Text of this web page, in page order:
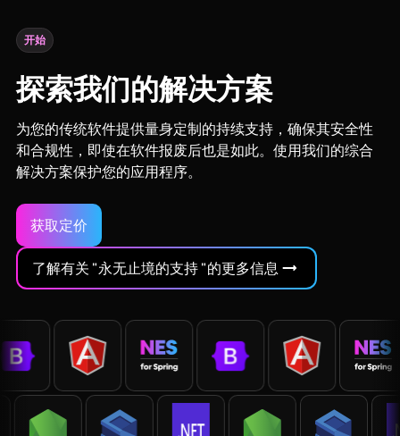
开始
探索我们的解决方案
为您的传统软件提供量身定制的持续支持，确保其安全性
和合规性，即使在软件报废后也是如此。使用我们的综合
解决方案保护您的应用程序。
获取定价
了解有关 "永无止境的支持 "的更多信息